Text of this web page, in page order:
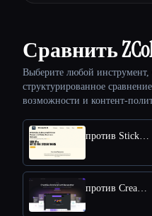
Сравнить
Выберите любой инструмент,
структурированное
возможности и контент-
против StickerIt.AI
против Creative Fabrica